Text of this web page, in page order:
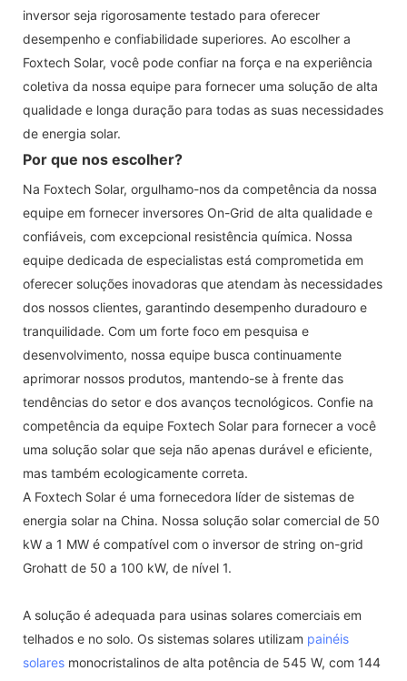
inversor seja rigorosamente testado para oferecer
desempenho e confiabilidade superiores. Ao escolher a
Foxtech Solar, você pode confiar na força e na experiência
coletiva da nossa equipe para fornecer uma solução de alta
qualidade e longa duração para todas as suas necessidades
de energia solar.
Por que nos escolher?
Na Foxtech Solar, orgulhamo-nos da competência da nossa
equipe em fornecer inversores On-Grid de alta qualidade e
confiáveis, com excepcional resistência química. Nossa
equipe dedicada de especialistas está comprometida em
oferecer soluções inovadoras que atendam às necessidades
dos nossos clientes, garantindo desempenho duradouro e
tranquilidade. Com um forte foco em pesquisa e
desenvolvimento, nossa equipe busca continuamente
aprimorar nossos produtos, mantendo-se à frente das
tendências do setor e dos avanços tecnológicos. Confie na
competência da equipe Foxtech Solar para fornecer a você
uma solução solar que seja não apenas durável e eficiente,
mas também ecologicamente correta.
A Foxtech Solar é uma fornecedora líder de sistemas de
energia solar na China. Nossa solução solar comercial de 50
kW a 1 MW é compatível com o inversor de string on-grid
Grohatt de 50 a 100 kW, de nível 1.
A solução é adequada para usinas solares comerciais em
telhados e no solo. Os sistemas solares utilizam painéis
solares monocristalinos de alta potência de 545 W, com 144